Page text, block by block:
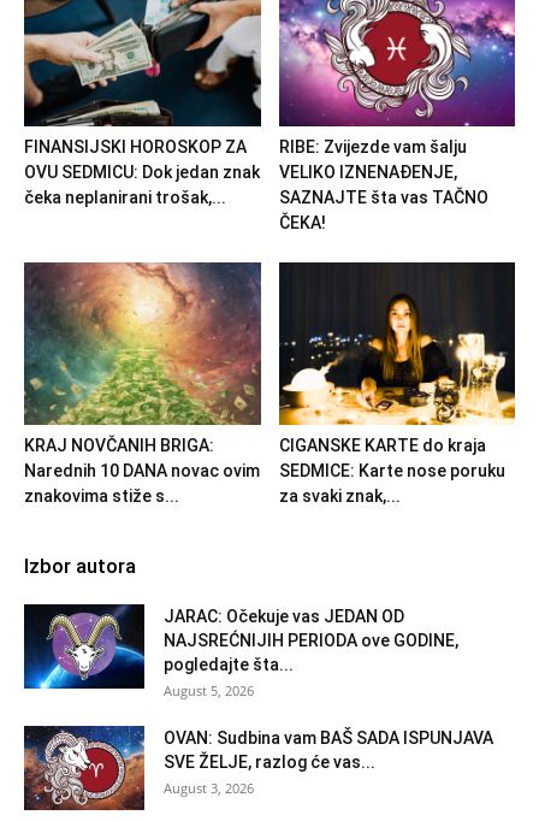
FINANSIJSKI HOROSKOP ZA
OVU SEDMICU: Dok jedan znak
čeka neplanirani trošak,...
RIBE: Zvijezde vam šalju
VELIKO IZNENAĐENJE,
SAZNAJTE šta vas TAČNO
ČEKA!
KRAJ NOVČANIH BRIGA:
Narednih 10 DANA novac ovim
znakovima stiže s...
CIGANSKE KARTE do kraja
SEDMICE: Karte nose poruku
za svaki znak,...
Izbor autora
JARAC: Očekuje vas JEDAN OD
NAJSREĆNIJIH PERIODA ove GODINE,
pogledajte šta...
August 5, 2026
OVAN: Sudbina vam BAŠ SADA ISPUNJAVA
SVE ŽELJE, razlog će vas...
August 3, 2026